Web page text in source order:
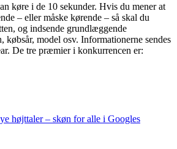
køre i de 10 sekunder. Hvis du mener at
– eller måske kørende – så skal du
og indsende grundlæggende
købsår, model osv. Informationerne sendes
De tre præmier i konkurrencen er:
højttaler – skøn for alle i Googles